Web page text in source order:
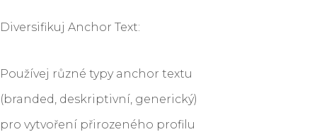
Diversifikuj Anchor Text:
Používej různé typy anchor textu
(branded, deskriptivní, generický)
pro vytvoření přirozeného profilu